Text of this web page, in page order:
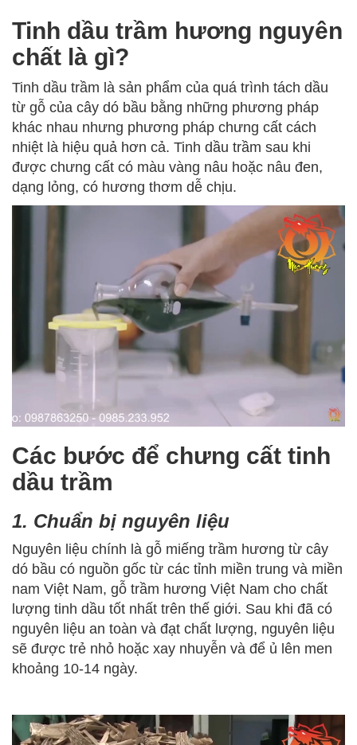
Tinh dầu trầm hương nguyên
chất là gì?
Tinh dầu trầm là sản phẩm của quá trình tách dầu
từ gỗ của cây dó bầu bằng những phương pháp
khác nhau nhưng phương pháp chưng cất cách
nhiệt là hiệu quả hơn cả. Tinh dầu trầm sau khi
được chưng cất có màu vàng nâu hoặc nâu đen,
dạng lỏng, có hương thơm dễ chịu.
Các bước để chưng cất tinh
dầu trầm
1. Chuẩn bị nguyên liệu
Nguyên liệu chính là gỗ miếng trầm hương từ cây
dó bầu có nguồn gốc từ các tỉnh miền trung và miền
nam Việt Nam, gỗ trầm hương Việt Nam cho chất
lượng tinh dầu tốt nhất trên thế giới. Sau khi đã có
nguyên liệu an toàn và đạt chất lượng, nguyên liệu
sẽ được trẻ nhỏ hoặc xay nhuyễn và để ủ lên men
khoảng 10-14 ngày.